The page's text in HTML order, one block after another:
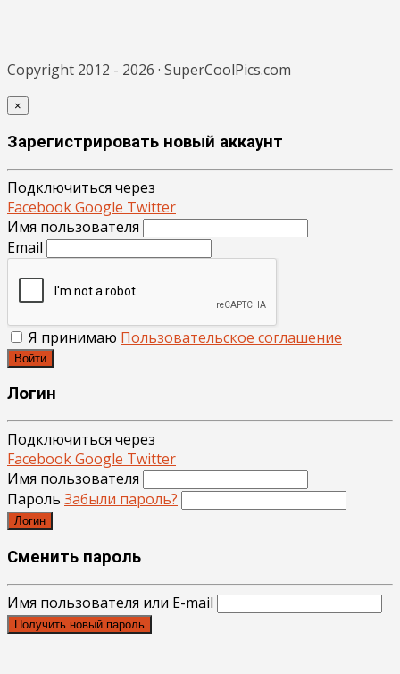
Copyright 2012 - 2026 · SuperCoolPics.com
×
Зарегистрировать новый аккаунт
Подключиться через
FacebookGoogle Twitter
Имя пользователя
Email
Я принимаю Пользовательское соглашение
Войти
Логин
Подключиться через
FacebookGoogle Twitter
Имя пользователя
Пароль Забыли пароль?
Логин
Сменить пароль
Имя пользователя или E-mail
Получить новый пароль